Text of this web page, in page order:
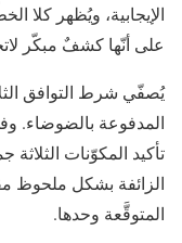
الإيجابية، ويُظهر كلا
على أنّها كشفٌ مبكّر
يُصفّي شرط التوافق
المدفوعة بالضوضاء.
تأكيد المكوّنات
الزائفة بشكل ملحوظ
المتوقَّعة وحدها.